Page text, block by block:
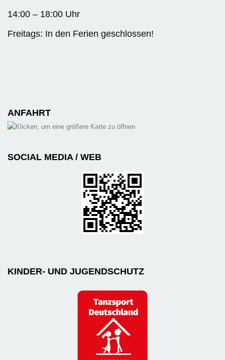
14:00 – 18:00 Uhr
Freitags: In den Ferien geschlossen!
ANFAHRT
SOCIAL MEDIA / WEB
KINDER- UND JUGENDSCHUTZ